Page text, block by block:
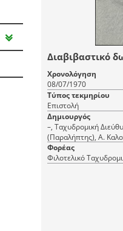
Διαβιβαστικό
Χρονολόγηση
08/07/1970
Τύπος τεκμηρίου
Επιστολή
Δημιουργός
–, Ταχυδρομική
(Παραλήπτης), Α.
εκδότης)
Φορέας
Φιλοτελικό